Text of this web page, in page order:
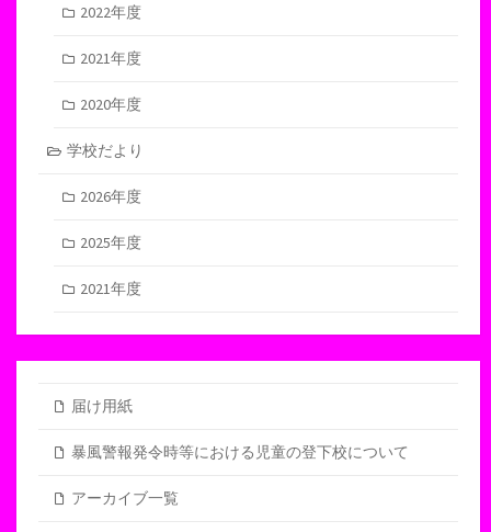
2022年度
2021年度
2020年度
学校だより
2026年度
2025年度
2021年度
届け用紙
暴風警報発令時等における児童の登下校について
アーカイブ一覧